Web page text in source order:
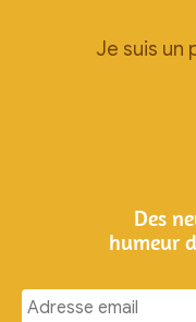
Je suis un
Des
humeur